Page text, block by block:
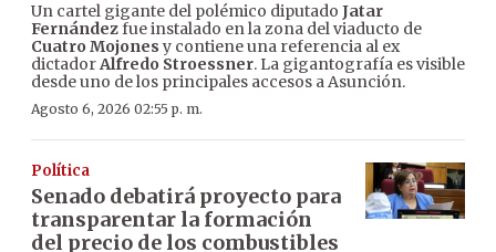
Un cartel gigante del polémico diputado Jatar
Fernándezfue instalado en la zona del viaducto de
Cuatro Mojones y contiene una referencia al ex
dictadorAlfredo Stroessner. La gigantografía es visible
desde uno de los principales accesos a Asunción.
Agosto 6, 2026 02:55 p. m.
Política
Senado debatirá proyecto para
transparentar la formación
del precio de los combustibles